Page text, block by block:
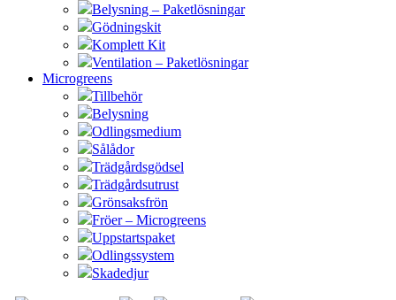
Belysning – Paketlösningar
Gödningskit
Komplett Kit
Ventilation – Paketlösningar
Microgreens
Tillbehör
Belysning
Odlingsmedium
Sålådor
Trädgårdsgödsel
Trädgårdsutrust
Grönsaksfrön
Fröer – Microgreens
Uppstartspaket
Odlingssystem
Skadedjur